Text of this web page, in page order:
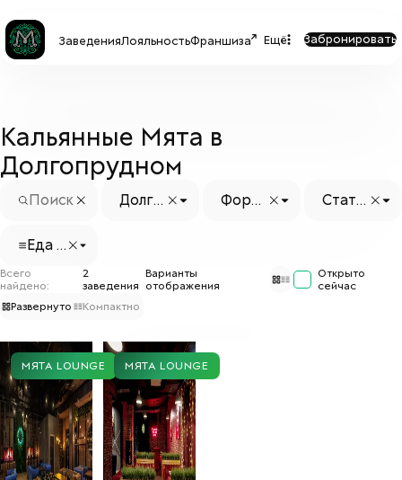
ЗаведенияЛояльностьФраншиза Ещё Забронировать
Кальянные Мята в
Долгопрудном
Долго
Форм
Стату
Еда с
й
Всего
найдено:
2
заведения
Варианты
отображения
Открыто
сейчас
Развернуто
Компактно
МЯТА LOUNGE МЯТА LOUNGE